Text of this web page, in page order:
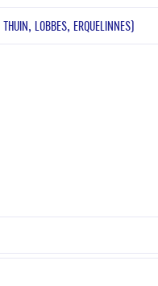
LOBBES, ERQUELINNES)